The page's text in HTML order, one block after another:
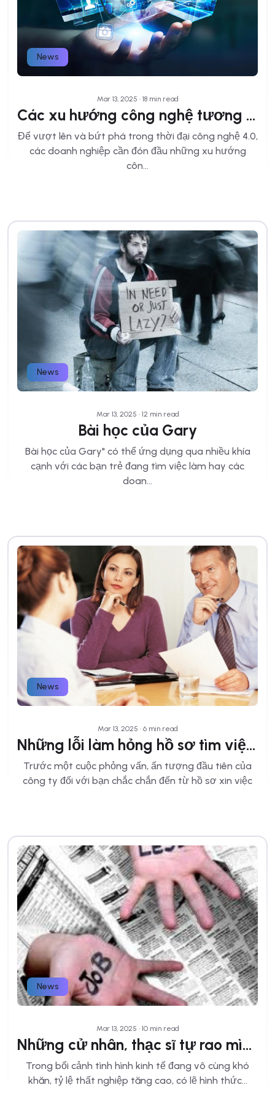
News
Mar 13, 2025 • 18 min read
Các xu hướng công nghệ tương lai đáng mong chờ nhất
Để vượt lên và bứt phá trong thời đại công nghệ 4.0,
các doanh nghiệp cần đón đầu những xu hướng
côn...
News
Mar 13, 2025 • 12 min read
Bài học của Gary
Bài học của Gary" có thể ứng dụng qua nhiều khía
cạnh với các bạn trẻ đang tìm việc làm hay các
doan...
News
Mar 13, 2025 • 6 min read
Những lỗi làm hỏng hồ sơ tìm việc của bạn
Trước một cuộc phỏng vấn, ấn tượng đầu tiên của
công ty đối với bạn chắc chắn đến từ hồ sơ xin việc
News
Mar 13, 2025 • 10 min read
Những cử nhân, thạc sĩ tự rao mình tìm việc
Trong bối cảnh tình hình kinh tế đang vô cùng khó
khăn, tỷ lệ thất nghiệp tăng cao, có lẽ hình thức...